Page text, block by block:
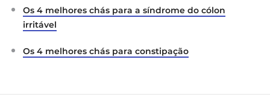
Os 4 melhores chás para a síndrome do cólon
irritável
Os 4 melhores chás para constipação